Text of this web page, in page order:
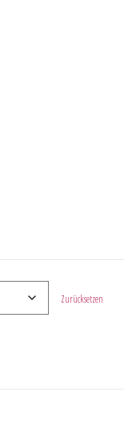
Zurücksetzen